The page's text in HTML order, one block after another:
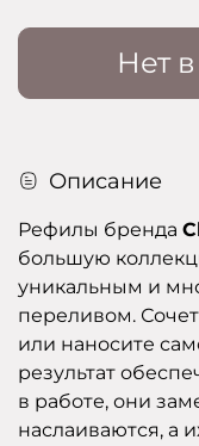
Нет
Описание
Рефилы бренда
большую
уникальным и
переливом.
или наносите
результат
в работе, они
наслаиваются, а